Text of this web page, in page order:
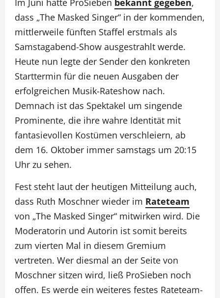
Im Juni hatte ProSieben bekannt gegeben,
dass „The Masked Singer“ in der kommenden,
mittlerweile fünften Staffel erstmals als
Samstagabend-Show ausgestrahlt werde.
Heute nun legte der Sender den konkreten
Starttermin für die neuen Ausgaben der
erfolgreichen Musik-Rateshow nach.
Demnach ist das Spektakel um singende
Prominente, die ihre wahre Identität mit
fantasievollen Kostümen verschleiern, ab
dem 16. Oktober immer samstags um 20:15
Uhr zu sehen.
Fest steht laut der heutigen Mitteilung auch,
dass Ruth Moschner wieder im Rateteam
von „The Masked Singer“ mitwirken wird. Die
Moderatorin und Autorin ist somit bereits
zum vierten Mal in diesem Gremium
vertreten. Wer diesmal an der Seite von
Moschner sitzen wird, ließ ProSieben noch
offen. Es werde ein weiteres festes Rateteam-